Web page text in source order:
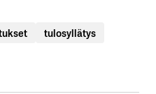
tulosyllätys